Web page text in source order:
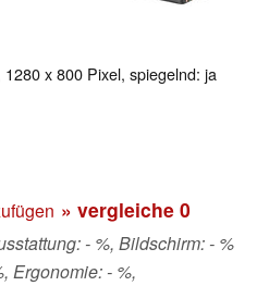
x 800 Pixel, spiegelnd: ja
» vergleiche 0
- %, Bildschirm: - %
Ergonomie: - %,